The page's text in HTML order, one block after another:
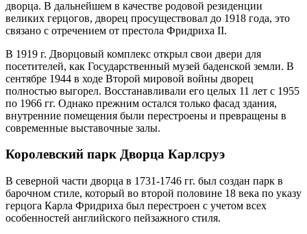
дворца. В дальнейшем в качестве родовой резиденции
великих герцогов, дворец просуществовал до 1918 года, это
связано с отречением от престола Фридриха II.
В 1919 г. Дворцовый комплекс открыл свои двери для
посетителей, как Государственный музей баденской земли. В
сентябре 1944 в ходе Второй мировой войны дворец
полностью выгорел. Восстанавливали его целых 11 лет с 1955
по 1966 гг. Однако прежним остался только фасад здания,
внутренние помещения были перестроены и превращены в
современные выставочные залы.
Королевский парк Дворца Карлсруэ
В северной части дворца в 1731-1746 гг. был создан парк в
барочном стиле, который во второй половине 18 века по указу
герцога Карла Фридриха был перестроен с учетом всех
особенностей английского пейзажного стиля.